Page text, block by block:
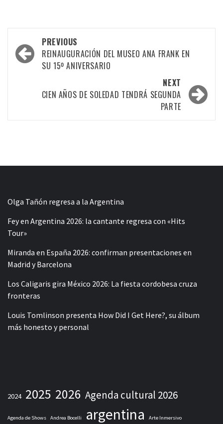
Post
navigation
PREVIOUS
REINAUGURACIÓN DEL MUSEO ANA FRANK EN
SU 15º ANIVERSARIO
NEXT
CIEN AÑOS DE SOLEDAD TENDRÁ SEGUNDA
PARTE
Olga Tañón regresa a la Argentina
Fey en Argentina 2026: la cantante regresa con «Hits
Tour»
Miranda en España 2026: confirman presentaciones en
Madrid y Barcelona
Los Caligaris gira México 2026: La fiesta cordobesa cruza
fronteras
Louis Tomlinson presenta How Did I Get Here?, su álbum
más honesto y personal
2024 2025 2026 Agenda cultural 2026
Agenda de Shows Andrea Bocelli argentina Arte Inmersivo